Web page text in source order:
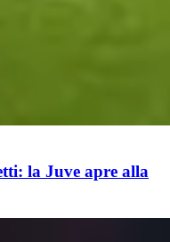
la Juve apre alla